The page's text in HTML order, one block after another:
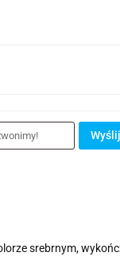
Wyślij
srebrnym,